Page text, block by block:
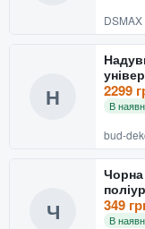
DSMAX
Н 2299
В
bud-
Ч
Чорна
349
В